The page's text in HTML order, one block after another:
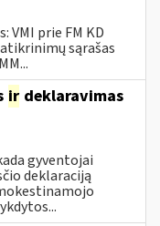
VMI prie FM KD
sąrašas
ir deklaravimas
gyventojai
deklaraciją